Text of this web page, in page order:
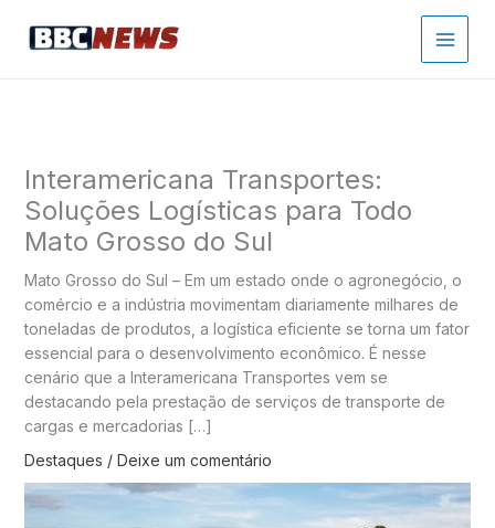
para
Interamericana Transportes:
Soluções Logísticas para Todo
Mato Grosso do Sul
Mato Grosso do Sul – Em um estado onde o agronegócio, o
comércio e a indústria movimentam diariamente milhares de
toneladas de produtos, a logística eficiente se torna um fator
essencial para o desenvolvimento econômico. É nesse
cenário que a Interamericana Transportes vem se
destacando pela prestação de serviços de transporte de
cargas e mercadorias […]
Destaques / Deixe um comentário